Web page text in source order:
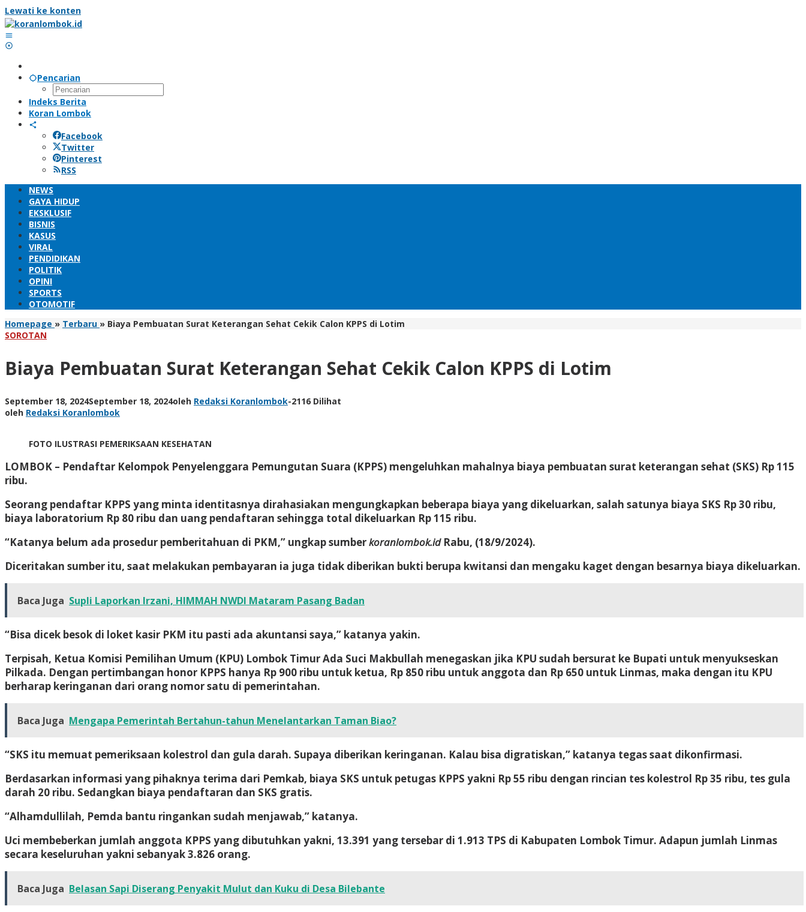
Lewati ke konten
Pencarian
Indeks Berita
Koran Lombok
Facebook
Twitter
Pinterest
RSS
NEWS
GAYA HIDUP
EKSKLUSIF
BISNIS
KASUS
VIRAL
PENDIDIKAN
POLITIK
OPINI
SPORTS
OTOMOTIF
Homepage » Terbaru » Biaya Pembuatan Surat Keterangan Sehat Cekik Calon KPPS di Lotim
SOROTAN
Biaya Pembuatan Surat Keterangan Sehat Cekik Calon KPPS di Lotim
September 18, 2024September 18, 2024oleh Redaksi Koranlombok-2116 Dilihat
oleh Redaksi Koranlombok
FOTO ILUSTRASI PEMERIKSAAN KESEHATAN
LOMBOK – Pendaftar Kelompok Penyelenggara Pemungutan Suara (KPPS) mengeluhkan mahalnya biaya pembuatan surat keterangan sehat (SKS) Rp 115
ribu.
Seorang pendaftar KPPS yang minta identitasnya dirahasiakan mengungkapkan beberapa biaya yang dikeluarkan, salah satunya biaya SKS Rp 30 ribu,
biaya laboratorium Rp 80 ribu dan uang pendaftaran sehingga total dikeluarkan Rp 115 ribu.
“Katanya belum ada prosedur pemberitahuan di PKM,” ungkap sumberkoranlombok.idRabu, (18/9/2024).
Diceritakan sumber itu, saat melakukan pembayaran ia juga tidak diberikan bukti berupa kwitansi dan mengaku kaget dengan besarnya biaya dikeluarkan.
Baca Juga Supli Laporkan Irzani, HIMMAH NWDI Mataram Pasang Badan
“Bisa dicek besok di loket kasir PKM itu pasti ada akuntansi saya,” katanya yakin.
Terpisah, Ketua Komisi Pemilihan Umum (KPU) Lombok Timur Ada Suci Makbullah menegaskan jika KPU sudah bersurat ke Bupati untuk menyukseskan
Pilkada. Dengan pertimbangan honor KPPS hanya Rp 900 ribu untuk ketua, Rp 850 ribu untuk anggota dan Rp 650 untuk Linmas, maka dengan itu KPU
berharap keringanan dari orang nomor satu di pemerintahan.
Baca Juga Mengapa Pemerintah Bertahun-tahun Menelantarkan Taman Biao?
“SKS itu memuat pemeriksaan kolestrol dan gula darah. Supaya diberikan keringanan. Kalau bisa digratiskan,” katanya tegas saat dikonfirmasi.
Berdasarkan informasi yang pihaknya terima dari Pemkab, biaya SKS untuk petugas KPPS yakni Rp 55 ribu dengan rincian tes kolestrol Rp 35 ribu, tes gula
darah 20 ribu. Sedangkan biaya pendaftaran dan SKS gratis.
“Alhamdullilah, Pemda bantu ringankan sudah menjawab,” katanya.
Uci membeberkan jumlah anggota KPPS yang dibutuhkan yakni, 13.391 yang tersebar di 1.913 TPS di Kabupaten Lombok Timur. Adapun jumlah Linmas
secara keseluruhan yakni sebanyak 3.826 orang.
Baca Juga Belasan Sapi Diserang Penyakit Mulut dan Kuku di Desa Bilebante